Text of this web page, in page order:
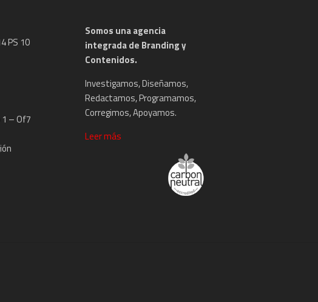
PS 10
– Of7
Somos una agencia
integrada de Branding y
Contenidos.
Investigamos, Diseñamos,
Redactamos, Programamos,
Corregimos, Apoyamos.
Leer más